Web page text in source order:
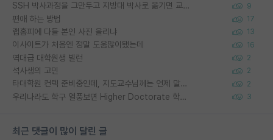
SSH 박사과정을 그만두고 지방대 박사로 옮기면 교수의 꿈은 끝일까요? 9
편애 하는 방법 17
랩홈피에 다들 본인 사진 올리냐 13
이사이트가 처음엔 정말 도움많이됐는데 16
역대급 대학원생 빌런 2
석사생의 고민 2
타대학원 컨텍 준비중인데, 지도교수님께는 언제 말씀드려야 할까요? 2
우리나라도 학구 열풍보면 Higher Doctorate 학위가 필요하다고 봅니다. 3
최근 댓글이 많이 달린 글